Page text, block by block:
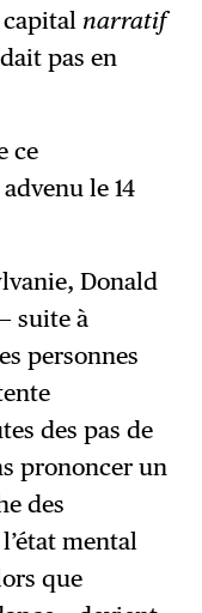
capital narratif
pas en
ce
le 14
Donald
suite à
personnes
des pas de
prononcer un
des
mental
que